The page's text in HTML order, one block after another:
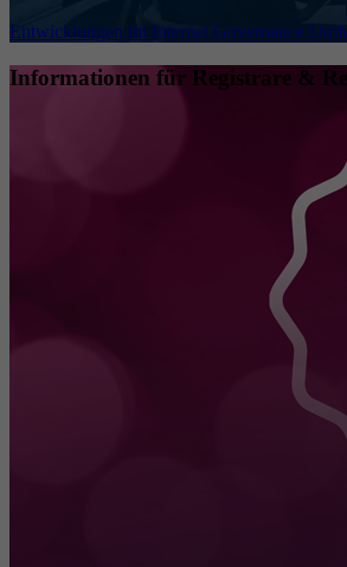
Entwicklungen im Internet Governance
Informationen für Registrare &